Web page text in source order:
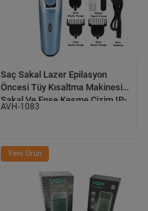
Saç Sakal Lazer Epilasyon
Öncesi Tüy Kısaltma Makinesi
Sakal Ve Ense Kesme Çizim IP-
1017
AVH-1083
Yeni Ürün